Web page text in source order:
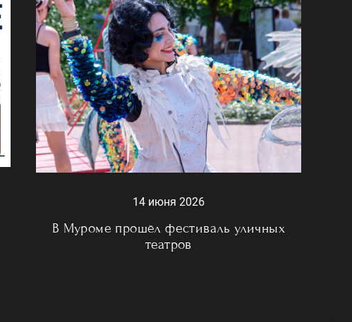
14 июня 2026
В Муроме прошёл фестиваль уличных
театров